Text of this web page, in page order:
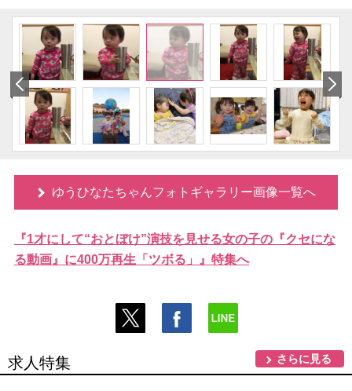
ゆうひなたちゃんフォトギャラリー画像一覧へ
『1才にして“おとぼけ”演技を見せる女の子の『クセにな
る動画』に400万再生「ツボる」』特集へ
求人特集 さらに見る